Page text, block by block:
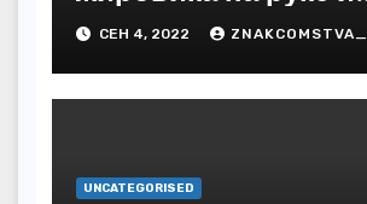
предупредить
последствия
СЕН 4, 2022 ZNAKCOMSTVA_
UNCATEGORISED